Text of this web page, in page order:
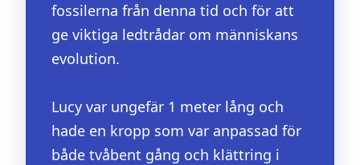
fossilerna från denna tid och för att
ge viktiga ledtrådar om människans
evolution.
Lucy var ungefär 1 meter lång och
hade en kropp som var anpassad för
både tvåbent gång och klättring i